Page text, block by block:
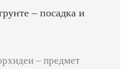
– посадка и
– предмет